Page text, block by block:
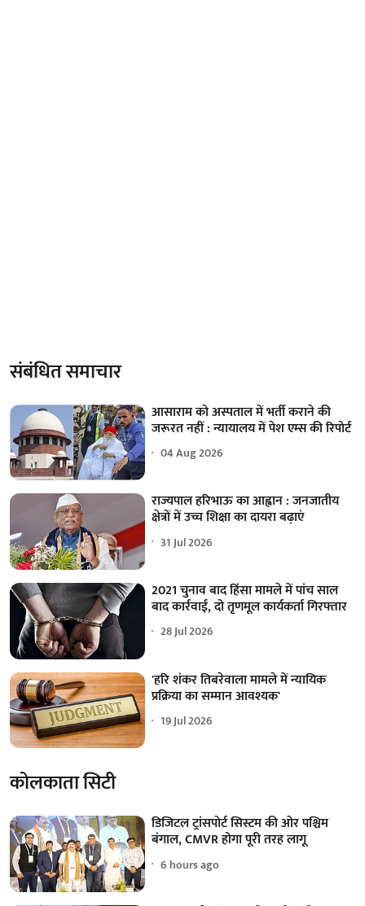
संबंधित समाचार
आसाराम को अस्पताल में भर्ती कराने की
जरूरत नहीं : न्यायालय में पेश एम्स की रिपोर्ट
04 Aug 2026
राज्यपाल हरिभाऊ का आह्वान : जनजातीय
क्षेत्रों में उच्च शिक्षा का दायरा बढ़ाएं
31 Jul 2026
2021 चुनाव बाद हिंसा मामले में पांच साल
बाद कार्रवाई, दो तृणमूल कार्यकर्ता गिरफ्तार
28 Jul 2026
'हरि शंकर तिबरेवाला मामले में न्यायिक
प्रक्रिया का सम्मान आवश्यक'
19 Jul 2026
कोलकाता सिटी
डिजिटल ट्रांसपोर्ट सिस्टम की ओर पश्चिम
बंगाल, CMVR होगा पूरी तरह लागू
6 hours ago